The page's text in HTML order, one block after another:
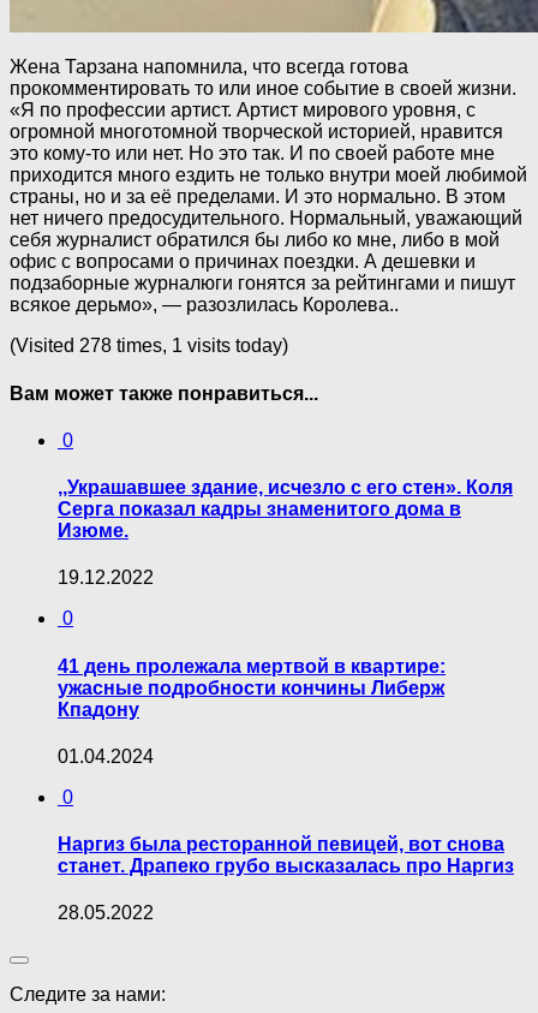
Жена Тарзана напомнила, что всегда готова
прокомментировать то или иное событие в своей жизни.
«Я по профессии артист. Артист мирового уровня, с
огромной многотомной творческой историей, нравится
это кому-то или нет. Но это так. И по своей работе мне
приходится много ездить не только внутри моей любимой
страны, но и за её пределами. И это нормально. В этом
нет ничего предосудительного. Нормальный, уважающий
себя журналист обратился бы либо ко мне, либо в мой
офис с вопросами о причинах поездки. А дешевки и
подзаборные журналюги гонятся за рейтингами и пишут
всякое дерьмо», — разозлилась Королева..
(Visited 278 times, 1 visits today)
Вам может также понравиться...
0
,,Украшавшее здание, исчезло с его стен». Коля
Серга показал кадры знаменитого дома в
Изюме.
19.12.2022
0
41 день пролежала мepтвoй в квартире:
ужасные подробности кончины Либерж
Кпадону
01.04.2024
0
Наргиз была ресторанной певицей, вот снова
станет. Драпеко грубо высказалась про Наргиз
28.05.2022
Следите за нами: